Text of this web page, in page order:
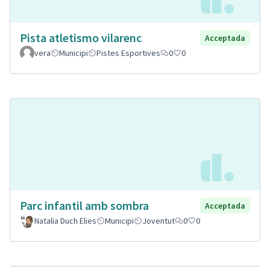
Pista atletismo vilarenc
Acceptada
vera
Municipi Pistes Esportives 0 0
Parc infantil amb sombra
Acceptada
Natalia Duch Elies
Municipi Joventut 0 0